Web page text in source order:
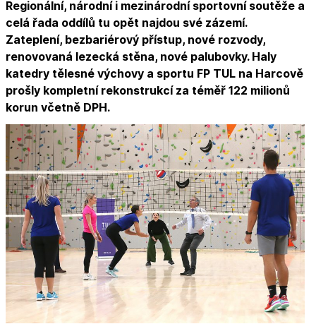
Regionální, národní i mezinárodní sportovní soutěže a
celá řada oddílů tu opět najdou své zázemí.
Zateplení, bezbariérový přístup, nové rozvody,
renovovaná lezecká stěna, nové palubovky. Haly
katedry tělesné výchovy a sportu FP TUL na Harcově
prošly kompletní rekonstrukcí za téměř 122 milionů
korun včetně DPH.